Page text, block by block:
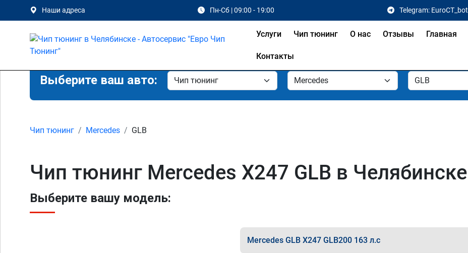
Наши адреса Пн-Сб | 09:00 - 19:00 Telegram: EuroCT_bot
Услуги Чип тюнинг О нас Отзывы Главная
Контакты
Выберите ваш авто:
Чип тюнинг Mercedes GLB
Чип тюнинг Mercedes X247 GLB в Челябинске
Выберите вашу модель:
Mercedes GLB X247 GLB200 163 л.с